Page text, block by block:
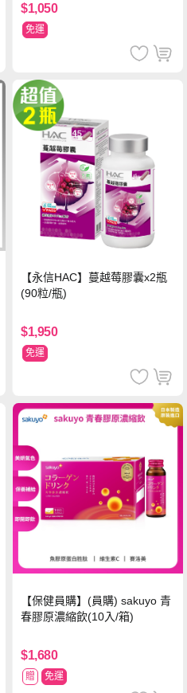
$1,050
免運
【永信HAC】蔓越莓膠囊x2瓶
(90粒/瓶)
$1,950
免運
【保健員購】(員購) sakuyo 青
春膠原濃縮飲(10入/箱)
$1,680
贈 免運